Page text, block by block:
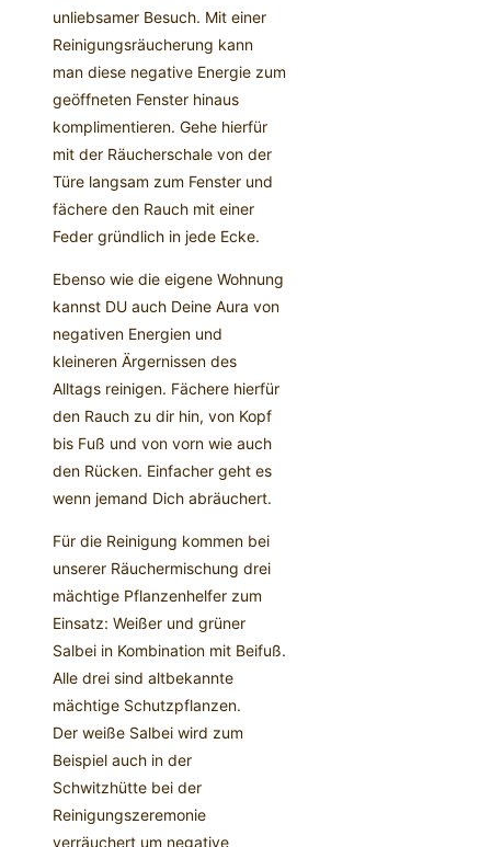
unliebsamer Besuch. Mit einer
Reinigungsräucherung kann
man diese negative Energie zum
geöffneten Fenster hinaus
komplimentieren. Gehe hierfür
mit der Räucherschale von der
Türe langsam zum Fenster und
fächere den Rauch mit einer
Feder gründlich in jede Ecke.
Ebenso wie die eigene Wohnung
kannst DU auch Deine Aura von
negativen Energien und
kleineren Ärgernissen des
Alltags reinigen. Fächere hierfür
den Rauch zu dir hin, von Kopf
bis Fuß und von vorn wie auch
den Rücken. Einfacher geht es
wenn jemand Dich abräuchert.
Für die Reinigung kommen bei
unserer Räuchermischung drei
mächtige Pflanzenhelfer zum
Einsatz: Weißer und grüner
Salbei in Kombination mit Beifuß.
Alle drei sind altbekannte
mächtige Schutzpflanzen.
Der weiße Salbei wird zum
Beispiel auch in der
Schwitzhütte bei der
Reinigungszeremonie
verräuchert um negative